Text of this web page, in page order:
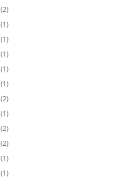
(2)
(1)
(1)
(1)
(1)
(1)
(2)
(1)
(2)
(2)
(1)
(1)